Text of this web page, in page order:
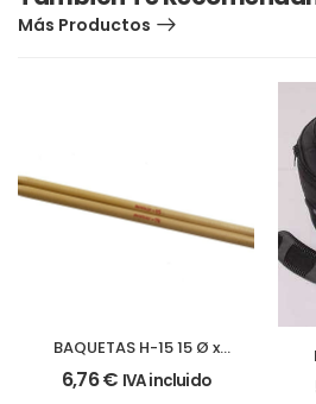
Más Productos
BAQUETAS H-15 15 Ø x
430 mm. par
6,76€ IVA incluido